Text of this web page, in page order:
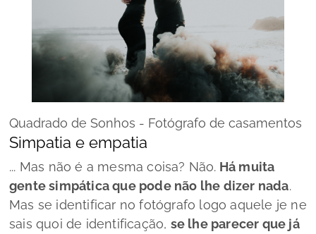
Quadrado de Sonhos - Fotógrafo de casamentos
Simpatia e empatia
... Mas não é a mesma coisa? Não. Há muita
gente simpática que pode não lhe dizer nada.
Mas se identificar no fotógrafo logo aquele je ne
sais quoi de identificação, se lhe parecer que já